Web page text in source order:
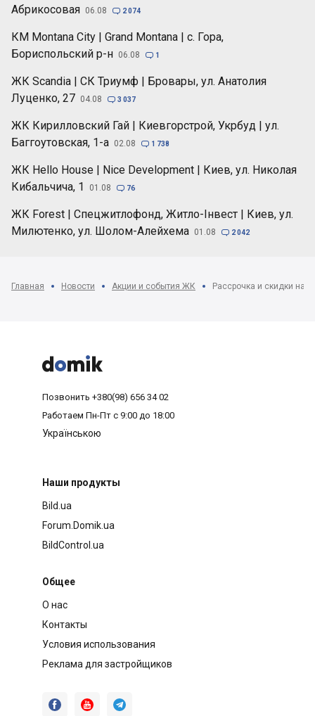
Абрикосовая 06.08  2 074
КМ Montana City | Grand Montana | с. Гора,
Бориспольский р-н 06.08  1
ЖК Scandia | СК Триумф | Бровары, ул. Анатолия
Луценко, 27 04.08  3 037
ЖК Кирилловский Гай | Киевгорстрой, Укрбуд | ул.
Баггоутовская, 1-а 02.08  1 738
ЖК Hello House | Nice Development | Киев, ул. Николая
Кибальчича, 1
01.08  76
ЖК Forest | Спецжитлофонд, Житло-Інвест | Киев, ул.
Милютенко, ул. Шолом-Алейхема 01.08  2 042
Главная Новости Акции и события ЖК Рассрочка и скидки на



Позвонить +380(98) 656 34 02
Работаем Пн-Пт с 9:00 до 18:00
Українською
Наши продукты
Bild.ua
Forum.Domik.ua
BildControl.ua
Общее
О нас
Контакты
Условия использования
Реклама для застройщиков
  